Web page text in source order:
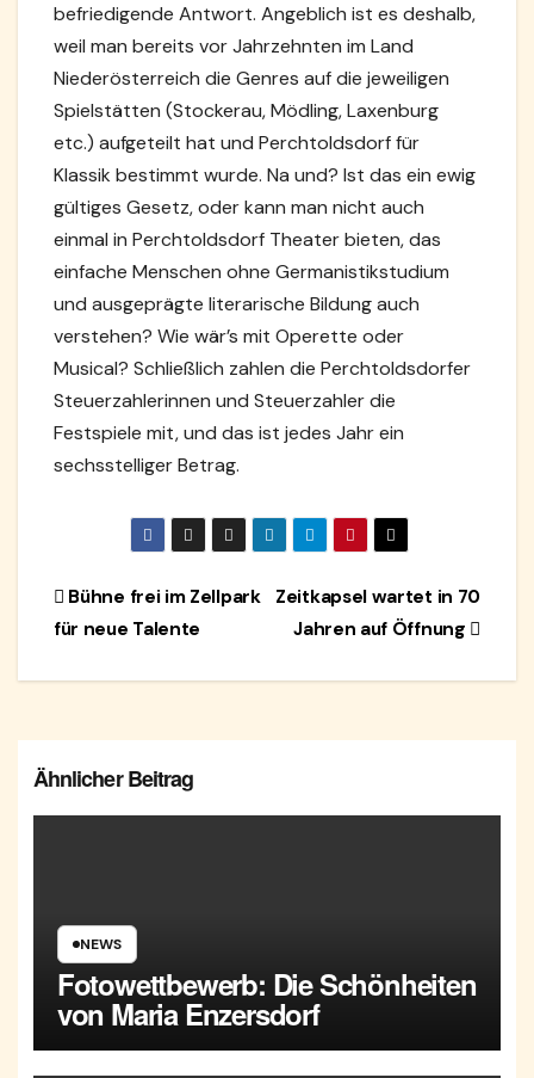
befriedigende Antwort. Angeblich ist es deshalb,
weil man bereits vor Jahrzehnten im Land
Niederösterreich die Genres auf die jeweiligen
Spielstätten (Stockerau, Mödling, Laxenburg
etc.) aufgeteilt hat und Perchtoldsdorf für
Klassik bestimmt wurde. Na und? Ist das ein ewig
gültiges Gesetz, oder kann man nicht auch
einmal in Perchtoldsdorf Theater bieten, das
einfache Menschen ohne Germanistikstudium
und ausgeprägte literarische Bildung auch
verstehen? Wie wär’s mit Operette oder
Musical? Schließlich zahlen die Perchtoldsdorfer
Steuerzahlerinnen und Steuerzahler die
Festspiele mit, und das ist jedes Jahr ein
sechsstelliger Betrag.
BeitragsnavigationZeitkapsel wartet in 70
Jahren auf Öffnung
Bühne frei im Zellpark
für neue Talente
Ähnlicher Beitrag
NEWS
Fotowettbewerb: Die Schönheiten
von Maria Enzersdorf